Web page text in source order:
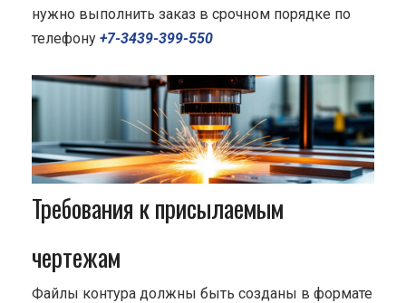
нужно выполнить заказ в срочном порядке по
телефону +7-3439-399-550
Требования к присылаемым
чертежам
Файлы контура должны быть созданы в формате